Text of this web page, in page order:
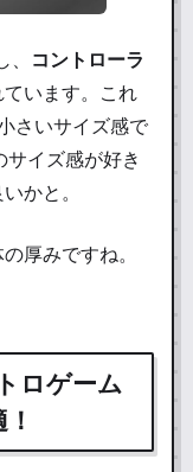
、
コントローラ
ています。これ
さいサイズ感で
サイズ感が好き
かと。
厚みですね。
ロゲーム